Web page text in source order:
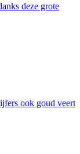
deze grote
ook goud veert